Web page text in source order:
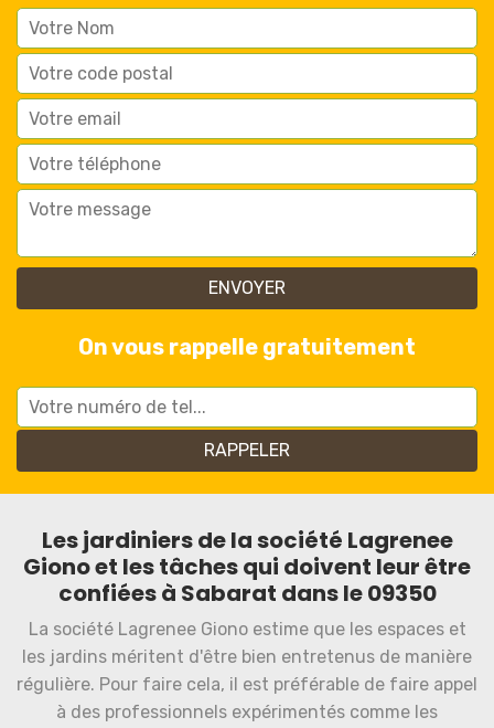
On vous rappelle gratuitement
Les jardiniers de la société Lagrenee
Giono et les tâches qui doivent leur être
confiées à Sabarat dans le 09350
La société Lagrenee Giono estime que les espaces et
les jardins méritent d'être bien entretenus de manière
régulière. Pour faire cela, il est préférable de faire appel
à des professionnels expérimentés comme les